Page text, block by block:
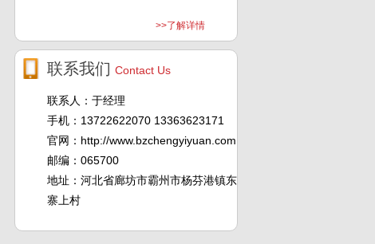
>>了解详情
联系我们 Contact Us
联系人：于经理
手机：13722622070 13363623171
官网：http://www.bzchengyiyuan.com
邮编：065700
地址：河北省廊坊市霸州市杨芬港镇东
寨上村